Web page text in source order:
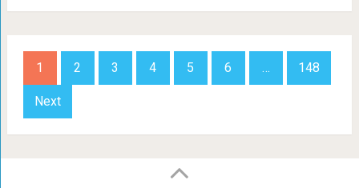
Paginación
de
entradas
1 2 3 4 5 6 … 148
Next